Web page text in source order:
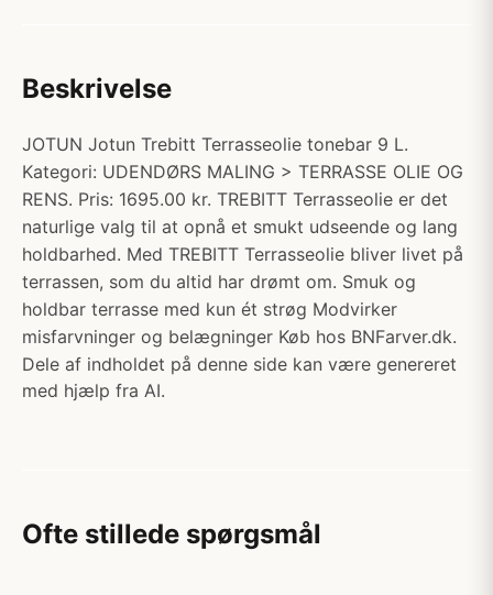
Beskrivelse
JOTUN Jotun Trebitt Terrasseolie tonebar 9 L.
Kategori: UDENDØRS MALING > TERRASSE OLIE OG
RENS. Pris: 1695.00 kr. TREBITT Terrasseolie er det
naturlige valg til at opnå et smukt udseende og lang
holdbarhed. Med TREBITT Terrasseolie bliver livet på
terrassen, som du altid har drømt om. Smuk og
holdbar terrasse med kun ét strøg Modvirker
misfarvninger og belægninger Køb hos BNFarver.dk.
Dele af indholdet på denne side kan være genereret
med hjælp fra AI.
Ofte stillede spørgsmål